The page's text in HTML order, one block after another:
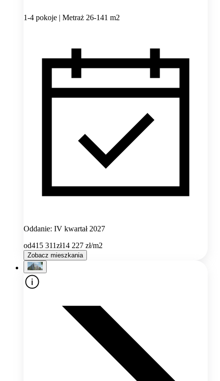
1-4 pokoje | Metraż 26-141 m2
Oddanie: IV kwartał 2027
od415 311zł14 227 zł/m2
Zobacz mieszkania